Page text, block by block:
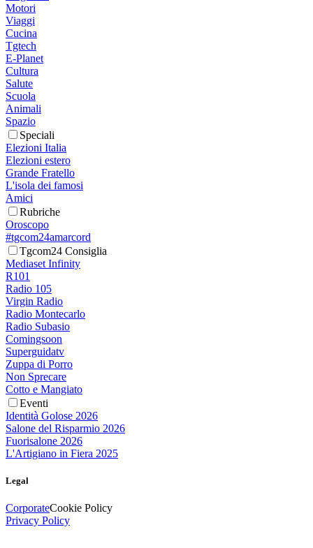
Motori
Viaggi
Cucina
Tgtech
E-Planet
Cultura
Salute
Scuola
Animali
Spazio
Speciali
Elezioni Italia
Elezioni estero
Grande Fratello
L'isola dei famosi
Amici
Rubriche
Oroscopo
#tgcom24amarcord
Tgcom24 Consiglia
Mediaset Infinity
R101
Radio 105
Virgin Radio
Radio Montecarlo
Radio Subasio
Comingsoon
Superguidatv
Zuppa di Porro
Non Sprecare
Cotto e Mangiato
Eventi
Identità Golose 2026
Salone del Risparmio 2026
Fuorisalone 2026
L'Artigiano in Fiera 2025
Legal
CorporateCookie Policy
Privacy Policy